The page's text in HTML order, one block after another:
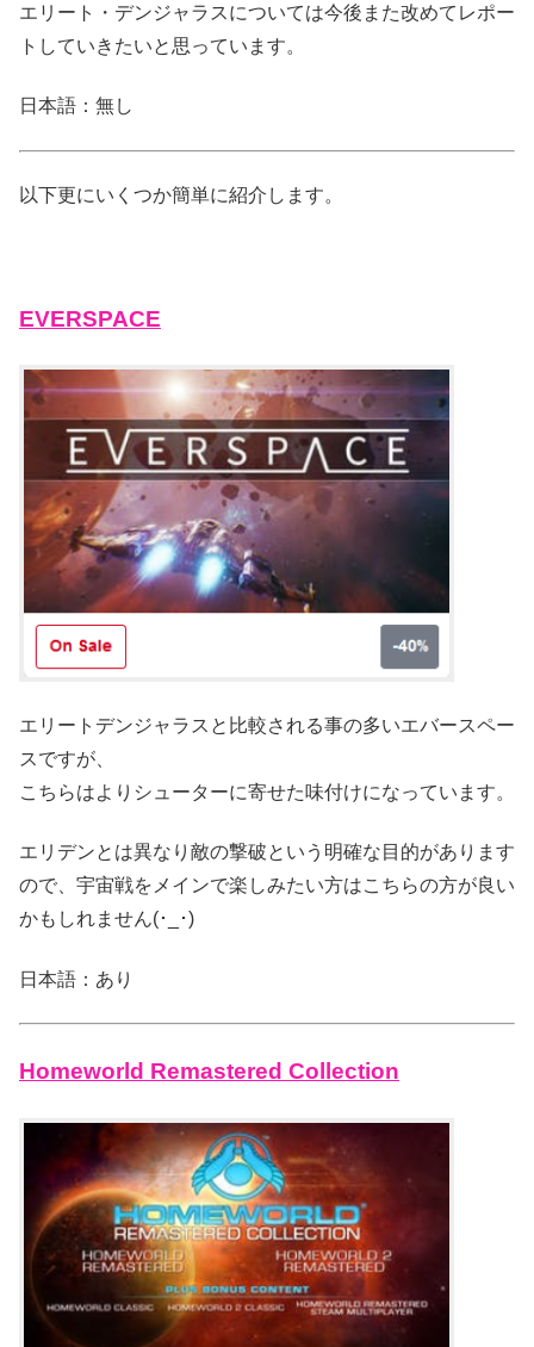
エリート・デンジャラスについては今後また改めてレポー
トしていきたいと思っています。
日本語：無し
以下更にいくつか簡単に紹介します。
EVERSPACE
エリートデンジャラスと比較される事の多いエバースペー
スですが、
こちらはよりシューターに寄せた味付けになっています。
エリデンとは異なり敵の撃破という明確な目的があります
ので、宇宙戦をメインで楽しみたい方はこちらの方が良い
かもしれません(･_･)
日本語：あり
Homeworld Remastered Collection